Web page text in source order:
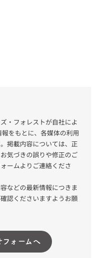
・フォレストが自社によ
をもとに、各媒体の利用
掲載内容については、正
気づきの誤りや修正のご
ームよりご連絡くださ
などの最新情報につきま
認くださいますようお願
ォームへ